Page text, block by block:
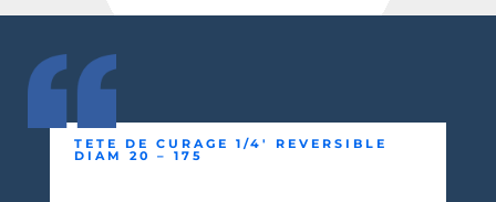
TETE DE CURAGE 1/4′ REVERSIBLE
DIAM 20 – 175